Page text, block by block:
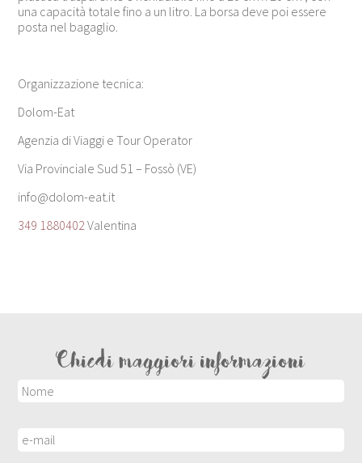
una capacità totale fino a un litro. La borsa deve poi essere
posta nel bagaglio.
Organizzazione tecnica:
Dolom-Eat
Agenzia di Viaggi e Tour Operator
Via Provinciale Sud 51 – Fossò (VE)
info@dolom-eat.it
349 1880402 Valentina
Chiedi maggiori informazioni